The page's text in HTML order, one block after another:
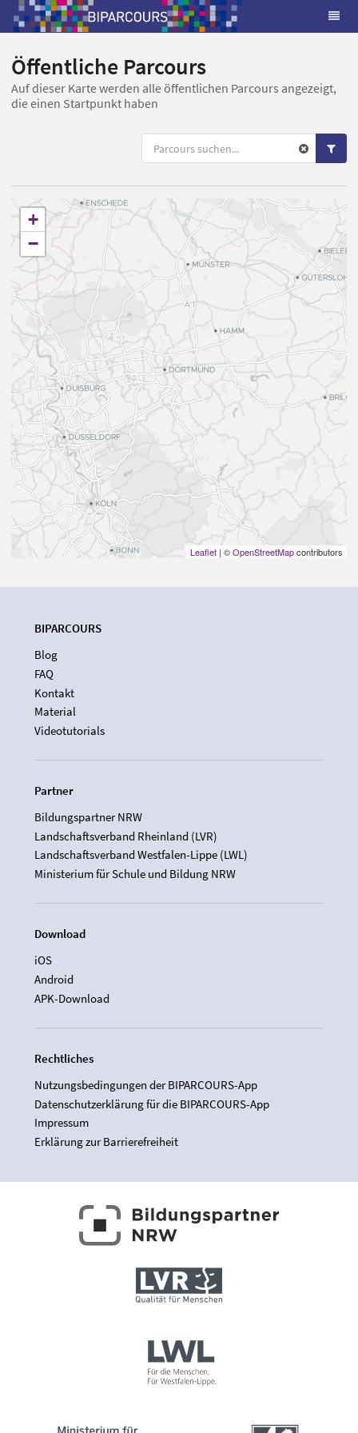
Öffentliche Parcours
Auf dieser Karte werden alle öffentlichen Parcours angezeigt,
die einen Startpunkt haben
+
−
Leaflet | ©OpenStreetMapcontributors
BIPARCOURS
Blog
FAQ
Kontakt
Material
Videotutorials
Partner
Bildungspartner NRW
Landschaftsverband Rheinland (LVR)
Landschaftsverband Westfalen-Lippe (LWL)
Ministerium für Schule und Bildung NRW
Download
iOS
Android
APK-Download
Rechtliches
Nutzungsbedingungen der BIPARCOURS-App
Datenschutzerklärung für die BIPARCOURS-App
Impressum
Erklärung zur Barrierefreiheit